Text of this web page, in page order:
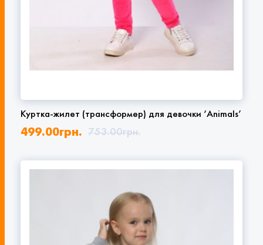
Куртка-жилет (трансформер) для девочки ‘Animals’
753.00грн.
499.00грн.